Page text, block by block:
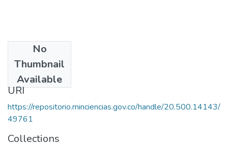
No
Thumbnail
Available
1993
URI
https://repositorio.minciencias.gov.co/handle/20.500.14143/
49761
Collections